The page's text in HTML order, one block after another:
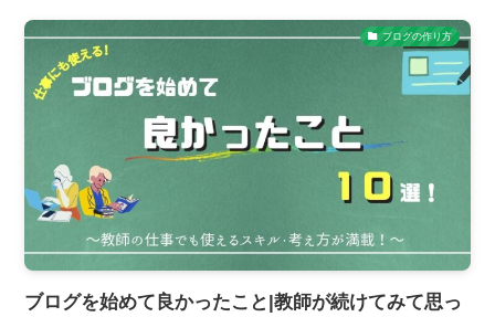
ブログの作り方
ブログを始めて良かったこと|教師が続けてみて思っ